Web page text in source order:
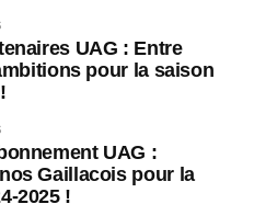
UAG : Entre
pour la saison
UAG :
Gaillacois pour la
2025 !